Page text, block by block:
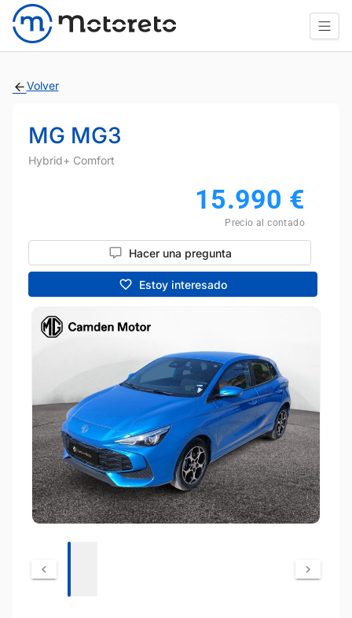
Volver
MG MG3
Hybrid+ Comfort
15.990 €
Precio al contado
Hacer una pregunta
Estoy interesado